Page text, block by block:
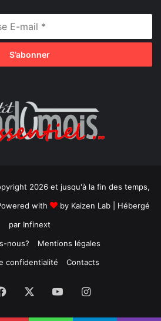
2026 et jusqu'à la fin des temps,
with
by Kaizen Lab | Hébergé
par Infinext
nous?
Mentions légales
confidentialité
Contacts
Facebook YouTubeInstagram